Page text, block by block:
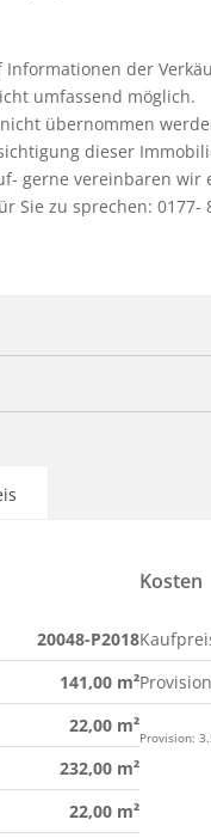
der
umfassend möglich.
übernommen
dieser
gerne vereinbaren
Sie zu sprechen: 0177-
20048-P2018
141,00 m²
22,00 m²
232,00 m²
22,00 m²
Kosten
Provision: